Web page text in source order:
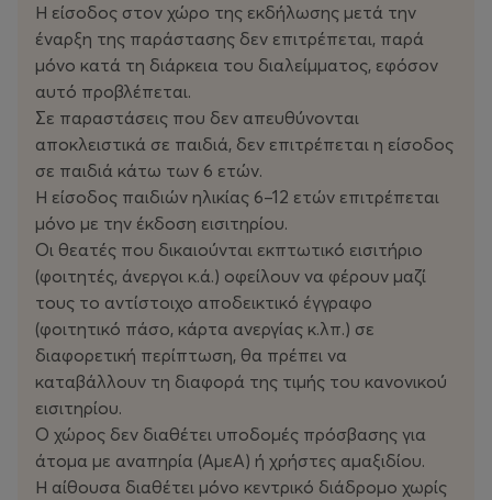
σπιτιού, συνειδητοποίησαν ότι δεν έπρεπε να ζητήσουν
επέκταση. Κάνανε μ@λ@κι@.
Στα 3,5 χρόνια στο χολ του διαμερίσματος στην
Κυψέλη, αυτοί οι πολύ ερωτευμένοι, τρελαμένοι ο ένας
με τον άλλον άνθρωποι, σπάσανε το συμβόλαιο, είπαν
βαριές κουβέντες, κλάψανε, κάνανε έρωτα, γελάσανε,
παραγγείλανε σουβλάκια, κάνανε γενική, ανεβάσανε τα
χειμωνιάτικα, αγοράσαν φυτά, πήρανε γάτα, μοντάρανε
κούτες, γεμίσανε βαλίτσες, αφήσανε παλτά, καλέσανε
μεταφορική….
Και χωρίσανε.
Και τώρα πρέπει να βρούνε σπίτι.
Και τώρα… παίρνουν τους δρόμους, να εντοπίσουν τα
«ΕΝΟΙΚΙΑΖΕΤΑΙ».
Η είσοδος στον χώρο της εκδήλωσης μετά την
έναρξη της παράστασης δεν επιτρέπεται, παρά
μόνο κατά τη διάρκεια του διαλείμματος, εφόσον
αυτό προβλέπεται.
Σε παραστάσεις που δεν απευθύνονται
αποκλειστικά σε παιδιά, δεν επιτρέπεται η είσοδος
σε παιδιά κάτω των 6 ετών.
Η είσοδος παιδιών ηλικίας 6–12 ετών επιτρέπεται
μόνο με την έκδοση εισιτηρίου.
Οι θεατές που δικαιούνται εκπτωτικό εισιτήριο
(φοιτητές, άνεργοι κ.ά.) οφείλουν να φέρουν μαζί
τους το αντίστοιχο αποδεικτικό έγγραφο
(φοιτητικό πάσο, κάρτα ανεργίας κ.λπ.) σε
διαφορετική περίπτωση, θα πρέπει να
καταβάλλουν τη διαφορά της τιμής του κανονικού
εισιτηρίου.
Ο χώρος δεν διαθέτει υποδομές πρόσβασης για
άτομα με αναπηρία (ΑμεΑ) ή χρήστες αμαξιδίου.
Η αίθουσα διαθέτει μόνο κεντρικό διάδρομο χωρίς